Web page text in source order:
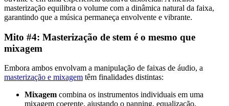
masterização equilibra o volume com a dinâmica natural da faixa,
garantindo que a música permaneça envolvente e vibrante.
Mito #4: Masterização de stem é o mesmo que
mixagem
Embora ambos envolvam a manipulação de faixas de áudio, a
masterização e mixagem têm finalidades distintas:
Mixagem combina os instrumentos individuais em uma
mixagem coerente, ajustando o panning, equalização,